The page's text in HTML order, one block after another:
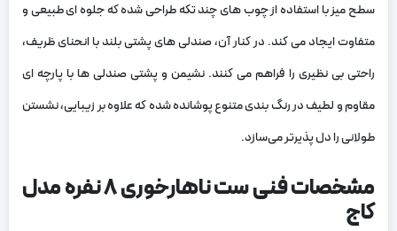
سطح میز با استفاده از چوب ‌های چند تکه طراحی شده که جلوه‌ ای طبیعی و
متفاوت ایجاد می ‌کند. در کنار آن، صندلی‌ های پشتی بلند با انحنای ظریف،
راحتی بی ‌نظیری را فراهم می‌ کنند. نشیمن و پشتی صندلی‌ ها با پارچه ‌ای
مقاوم و لطیف در رنگ ‌بندی متنوع پوشانده شده که علاوه بر زیبایی، نشستن
طولانی را دل ‌پذیرتر می‌سازد.
مشخصات فنی ست ناهارخوری ۸ نفره مدل
کاج